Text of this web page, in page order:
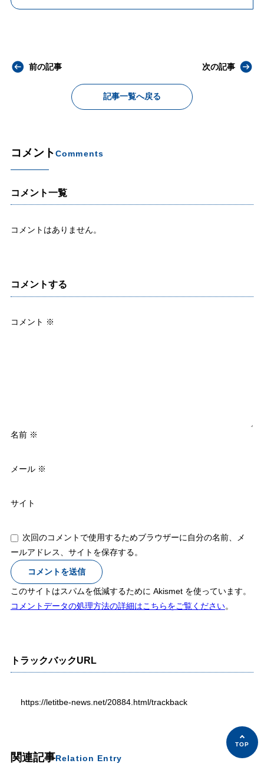
前の記事
記事一覧へ戻る
次の記事
コメントComments
コメント一覧
コメントはありません。
コメントする
コメント ※
名前 ※
メール ※
サイト
次回のコメントで使用するためブラウザーに自分の名前、メ
ールアドレス、サイトを保存する。
このサイトはスパムを低減するために Akismet を使っています。
コメントデータの処理方法の詳細はこちらをご覧ください。
トラックバックURL
https://letitbe-news.net/20884.html/trackback
関連記事Relation Entry